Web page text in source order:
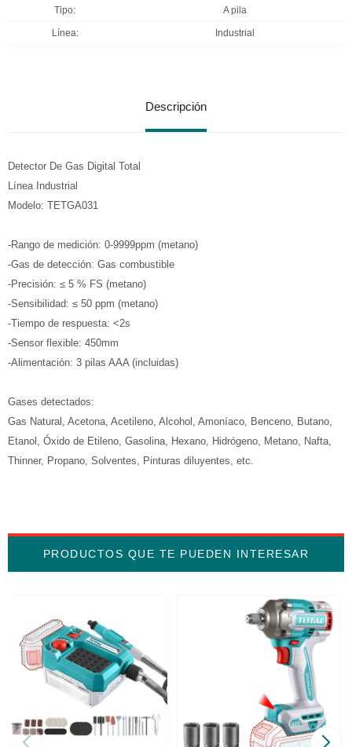
Tipo A pila
Línea Industrial
Descripción
Detector De Gas Digital Total
Línea Industrial
Modelo: TETGA031
-Rango de medición: 0-9999ppm (metano)
-Gas de detección: Gas combustible
-Precisión: ≤ 5 % FS (metano)
-Sensibilidad: ≤ 50 ppm (metano)
-Tiempo de respuesta: <2s
-Sensor flexible: 450mm
-Alimentación: 3 pilas AAA (incluidas)
Gases detectados:
Gas Natural, Acetona, Acetileno, Alcohol, Amoníaco, Benceno, Butano,
Etanol, Óxido de Etileno, Gasolina, Hexano, Hidrógeno, Metano, Nafta,
Thinner, Propano, Solventes, Pinturas diluyentes, etc.
PRODUCTOS QUE TE PUEDEN INTERESAR